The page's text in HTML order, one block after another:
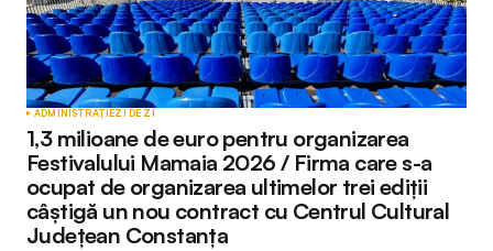
ADMINISTRAȚIEZI DE ZI
1,3 milioane de euro pentru organizarea
Festivalului Mamaia 2026 / Firma care s-a
ocupat de organizarea ultimelor trei ediții
câștigă un nou contract cu Centrul Cultural
Județean Constanța